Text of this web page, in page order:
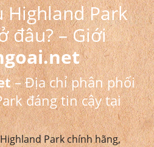
Highland Park
đâu? – Giới
– Địa chỉ phân phối
đáng tin cậy tại
Park chính hãng,